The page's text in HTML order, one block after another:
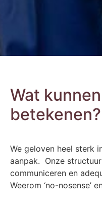
Wat
betekenen?
We geloven heel sterk
aanpak. Onze
communiceren en
Weerom ‘no-nosense’